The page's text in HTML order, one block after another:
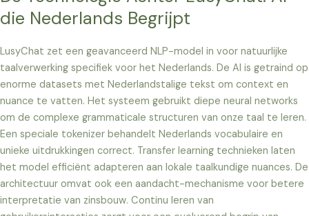
die Nederlands Begrijpt
LusyChat zet een geavanceerd NLP-model in voor natuurlijke
taalverwerking specifiek voor het Nederlands. De AI is getraind op
enorme datasets met Nederlandstalige tekst om context en
nuance te vatten. Het systeem gebruikt diepe neural networks
om de complexe grammaticale structuren van onze taal te leren.
Een speciale tokenizer behandelt Nederlands vocabulaire en
unieke uitdrukkingen correct. Transfer learning technieken laten
het model efficiënt adapteren aan lokale taalkundige nuances. De
architectuur omvat ook een aandacht-mechanisme voor betere
interpretatie van zinsbouw. Continu leren van